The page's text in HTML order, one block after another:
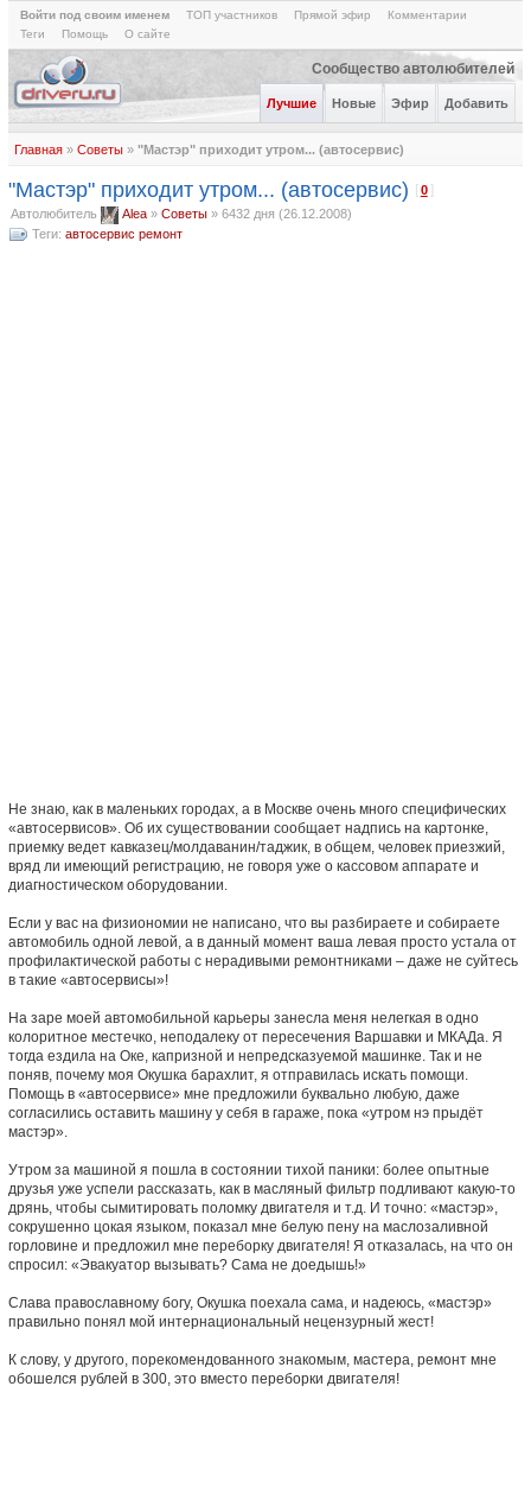
Войти под своим именем ТОП участников Прямой эфир
Комментарии
Теги
Помощь О сайте
Сообщество автолюбителей
Лучшие Новые Эфир Добавить
Главная» Советы» "Мастэр" приходит утром... (автосервис)
"Мастэр" приходит утром... (автосервис) [0
Автолюбитель Alea» Советы» 6432 дня (26.12.2008)
Теги: автосервис ремонт
Не знаю, как в маленьких городах, а в Москве очень много специфических
«автосервисов». Об их существовании сообщает надпись на картонке,
приемку ведет кавказец/молдаванин/таджик, в общем, человек приезжий,
вряд ли имеющий регистрацию, не говоря уже о кассовом аппарате и
диагностическом оборудовании.
Если у вас на физиономии не написано, что вы разбираете и собираете
автомобиль одной левой, а в данный момент ваша левая просто устала от
профилактической работы с нерадивыми ремонтниками – даже не суйтесь
в такие «автосервисы»!
На заре моей автомобильной карьеры занесла меня нелегкая в одно
колоритное местечко, неподалеку от пересечения Варшавки и МКАДа. Я
тогда ездила на Оке, капризной и непредсказуемой машинке. Так и не
поняв, почему моя Окушка барахлит, я отправилась искать помощи.
Помощь в «автосервисе» мне предложили буквально любую, даже
согласились оставить машину у себя в гараже, пока «утром нэ прыдёт
мастэр».
Утром за машиной я пошла в состоянии тихой паники: более опытные
друзья уже успели рассказать, как в масляный фильтр подливают какую-то
дрянь, чтобы сымитировать поломку двигателя и т.д. И точно: «мастэр»,
сокрушенно цокая языком, показал мне белую пену на маслозаливной
горловине и предложил мне переборку двигателя! Я отказалась, на что он
спросил: «Эвакуатор вызывать? Сама не доедышь!»
Слава православному богу, Окушка поехала сама, и надеюсь, «мастэр»
правильно понял мой интернациональный нецензурный жест!
К слову, у другого, порекомендованного знакомым, мастера, ремонт мне
обошелся рублей в 300, это вместо переборки двигателя!